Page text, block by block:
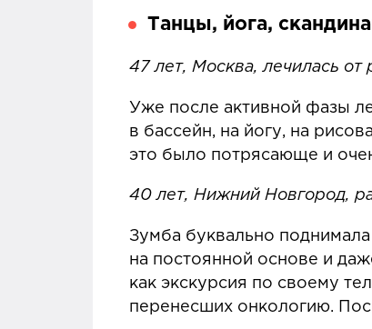
Танцы, йога,
47 лет, Москва, лечилась
Уже после активной фазы
в бассейн, на йогу, на
это было потрясающе и
40 лет, Нижний Новгород,
Зумба буквально поднимала
на постоянной основе и
как экскурсия по своему
перенесших онкологию.